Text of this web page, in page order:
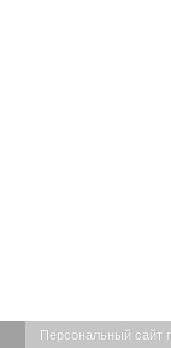
Персональный сайт